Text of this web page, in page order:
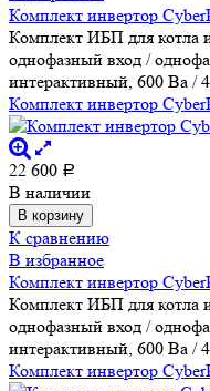
Комплект инвертор
Комплект ИБП для котла
однофазный вход /
интерактивный, 600 Ва /
Комплект инвертор
22 600 Р
В наличии
В корзину
К сравнению
В избранное
Комплект инвертор
Комплект ИБП для котла
однофазный вход /
интерактивный, 600 Ва /
Комплект инвертор